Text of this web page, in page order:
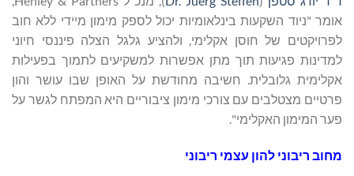
אומר "ניוד השקעות בינלאומיות יכול לספק מימון מיידי ללא חוב
לפרויקטים של חוסן אקלימי, ולהציע גלגל הצלה פיננסי חיוני
למדינות פגיעות תוך מתן אפשרות למשקיעים לתמוך בפעילות
אקלימית גלובלית. חשיבה מחודשת על האופן שבו עושר והון
פרטיים מצטלבים עם צורכי מימון ציבוריים היא המפתח לגשר על
פער המימון האקלימי".
מחוב ריבוני להון עצמי ריבוני